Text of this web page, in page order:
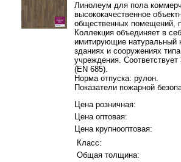
Линолеум для пола
высококачественное
общественных помещений,
Коллекция объединяет в
имитирующие натуральный
зданиях и сооружениях
учреждения.
(EN 685).
Норма отпуска: рулон.
Показатели пожарной
Цена розничная:
Цена оптовая:
Цена крупнооптовая:
Класс:
Общая толщина: